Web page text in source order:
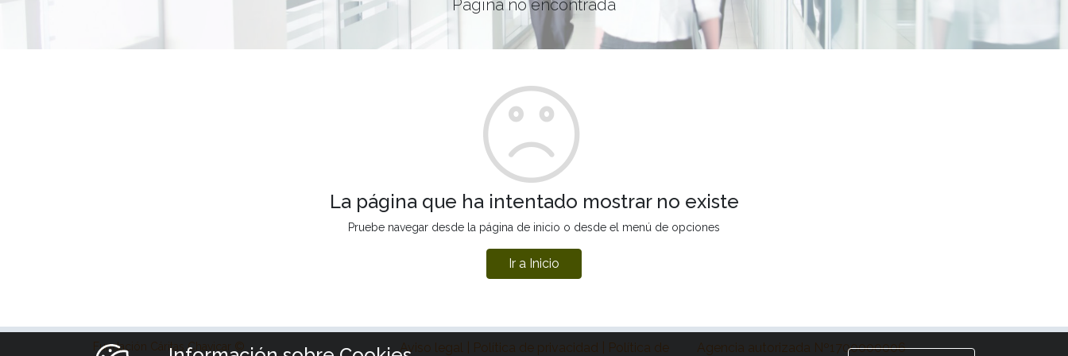
Página no encontrada
La página que ha intentado mostrar no existe
Pruebe navegar desde la página de inicio o desde el menú de opciones
Ir a Inicio
Fundación Cáritas Chavicar © Aviso legal | Política de privacidad | Política de Agencia autorizada Nº1700000006